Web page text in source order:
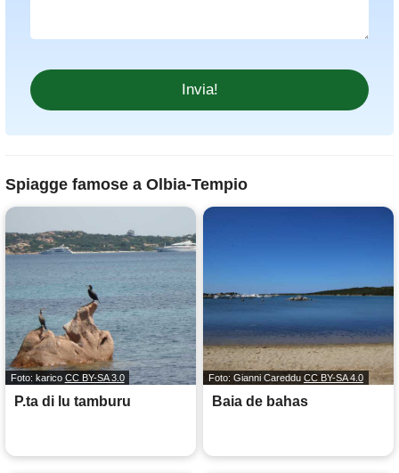
Spiagge famose a Olbia-Tempio
Foto: karico CC BY-SA 3.0
P.ta di lu tamburu
Foto: Gianni Careddu CC BY-SA 4.0
Baia de bahas